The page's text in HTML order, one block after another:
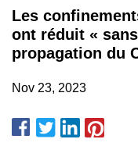
Les
ont réduit «
propagation du
Nov 23, 2023